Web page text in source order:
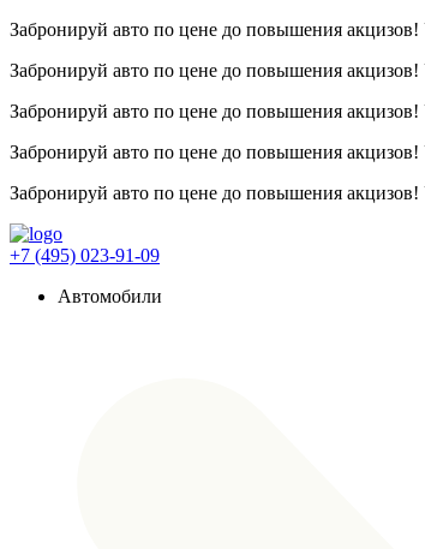
Забронируй авто по цене до повышения
Забронируй авто по цене до повышения
Забронируй авто по цене до повышения
Забронируй авто по цене до повышения
Забронируй авто по цене до повышения
+7 (495) 023-91-09
Автомобили